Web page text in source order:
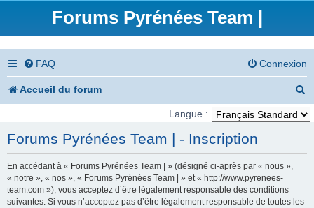
Forums Pyrénées Team |
FAQ Connexion
Accueil du forum
e
h
Langue :
Forums Pyrénées Team | - Inscription
En accédant à « Forums Pyrénées Team | » (désigné ci-après par « nous »,
« notre », « nos », « Forums Pyrénées Team | » et « http://www.pyrenees-
team.com »), vous acceptez d’être légalement responsable des conditions
suivantes. Si vous n’acceptez pas d’être légalement responsable de toutes les